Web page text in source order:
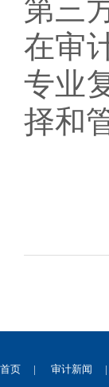
第三
在审
专业
择和
首页 | 审计新闻